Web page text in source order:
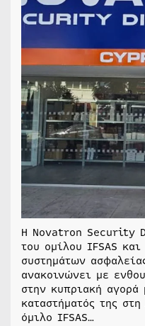
Η Novatron Security
του ομίλου IFSAS
συστημάτων
ανακοινώνει με
στην κυπριακή
καταστήματός της
όμιλο IFSAS…